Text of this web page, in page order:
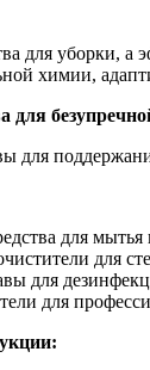
для уборки, а
химии,
для
для
для мытья
для
для
для